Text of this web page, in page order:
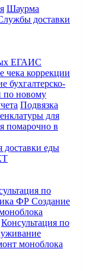
Шаурма
доставки
ЕГАИС
чека коррекции
бухгалтерско-
по новому
Подвязка
для
помарочно в
доставки еды
по
ФР Создание
Консультация по
моноблока